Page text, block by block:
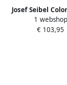
Josef Seibel
Stiefel für1 webshop
€ 103,95